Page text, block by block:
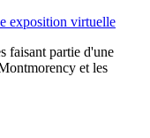
exposition virtuelle
faisant partie d'une
et les